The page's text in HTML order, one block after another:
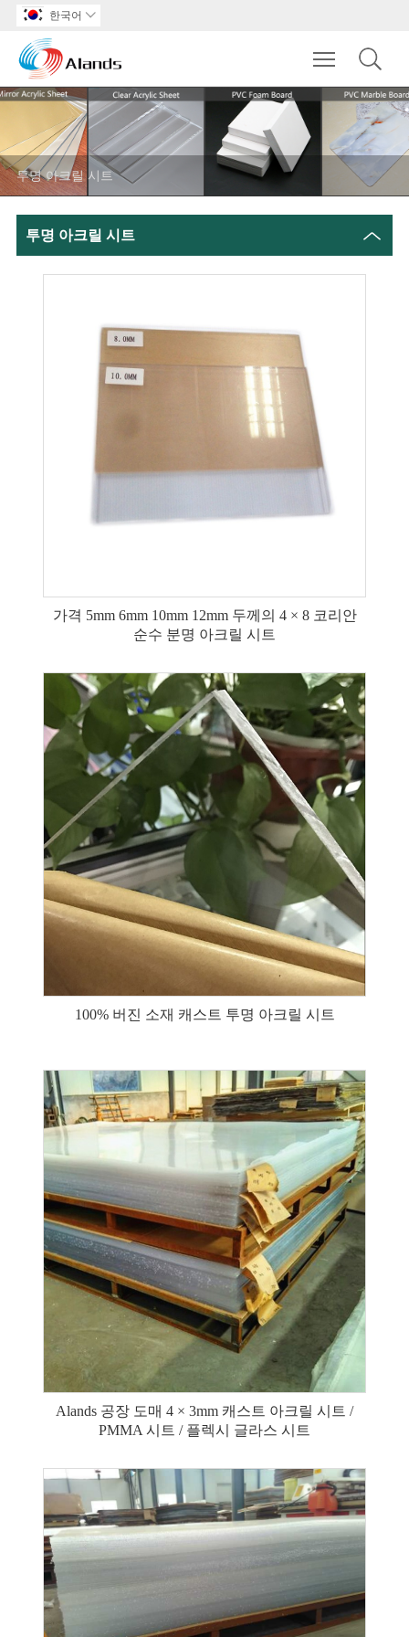
한국어 
Toggle
투명 아크릴 시트
투명 아크릴 시트
가격 5mm 6mm 10mm 12mm 두께의 4 × 8 코리안
순수 분명 아크릴 시트
100% 버진 소재 캐스트 투명 아크릴 시트
Alands 공장 도매 4 × 3mm 캐스트 아크릴 시트 /
PMMA 시트 / 플렉시 글라스 시트